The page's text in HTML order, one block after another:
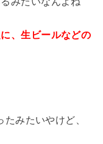
、生ビールなどの
みたいやけど、